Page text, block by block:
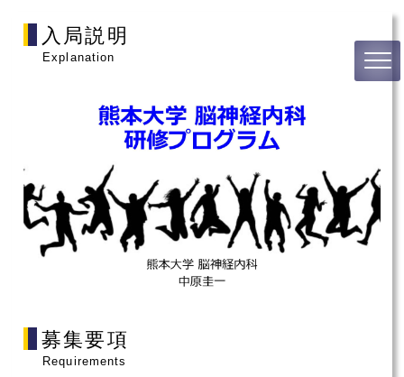
入局説明
Explanation
募集要項
Requirements